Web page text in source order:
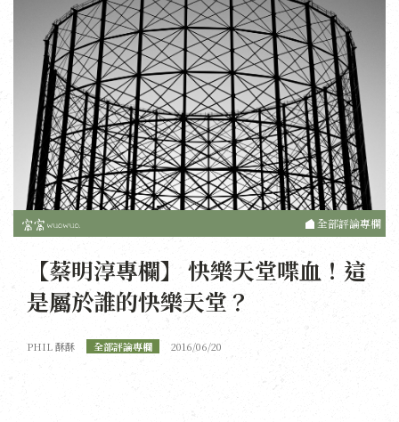
全部評論專欄
【蔡明淳專欄】 快樂天堂喋血！這
是屬於誰的快樂天堂？
PHIL 酥酥 全部評論專欄 2016/06/20